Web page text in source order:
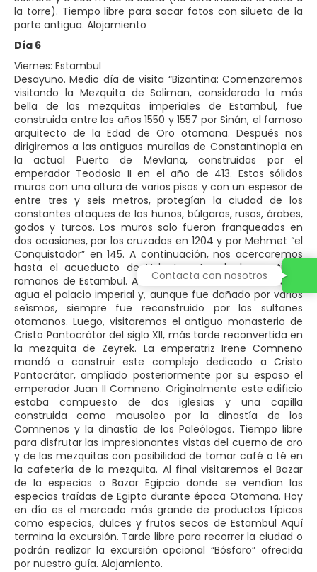
la torre). Tiempo libre para sacar fotos con silueta de la
parte antigua. Alojamiento
Día 6
Viernes: Estambul
Desayuno. Medio día de visita “Bizantina: Comenzaremos
visitando la Mezquita de Soliman, considerada la más
bella de las mezquitas imperiales de Estambul, fue
construida entre los años 1550 y 1557 por Sinán, el famoso
arquitecto de la Edad de Oro otomana. Después nos
dirigiremos a las antiguas murallas de Constantinopla en
la actual Puerta de Mevlana, construidas por el
emperador Teodosio II en el año de 413. Estos sólidos
muros con una altura de varios pisos y con un espesor de
entre tres y seis metros, protegían la ciudad de los
constantes ataques de los hunos, búlgaros, rusos, árabes,
godos y turcos. Los muros solo fueron franqueados en
dos ocasiones, por los cruzados en 1204 y por Mehmet “el
Conquistador” en 145. A continuación, nos acercaremos
hasta el acueducto de Valente, otro de los vestigios
romanos de Estambul. Acabado hacia 378, abastecía de
agua el palacio imperial y, aunque fue dañado por varios
seísmos, siempre fue reconstruido por los sultanes
otomanos. Luego, visitaremos el antiguo monasterio de
Cristo Pantocrátor del siglo XII, más tarde reconvertida en
la mezquita de Zeyrek. La emperatriz Irene Comneno
mandó a construir este complejo dedicado a Cristo
Pantocrátor, ampliado posteriormente por su esposo el
emperador Juan II Comneno. Originalmente este edificio
estaba compuesto de dos iglesias y una capilla
construida como mausoleo por la dinastía de los
Comnenos y la dinastía de los Paleólogos. Tiempo libre
para disfrutar las impresionantes vistas del cuerno de oro
y de las mezquitas con posibilidad de tomar café o té en
la cafetería de la mezquita. Al final visitaremos el Bazar
de la especias o Bazar Egipcio donde se vendían las
especias traídas de Egipto durante época Otomana. Hoy
en día es el mercado más grande de productos típicos
como especias, dulces y frutos secos de Estambul Aquí
termina la excursión. Tarde libre para recorrer la ciudad o
podrán realizar la excursión opcional “Bósforo” ofrecida
por nuestro guía. Alojamiento.
Contacta con nosotros